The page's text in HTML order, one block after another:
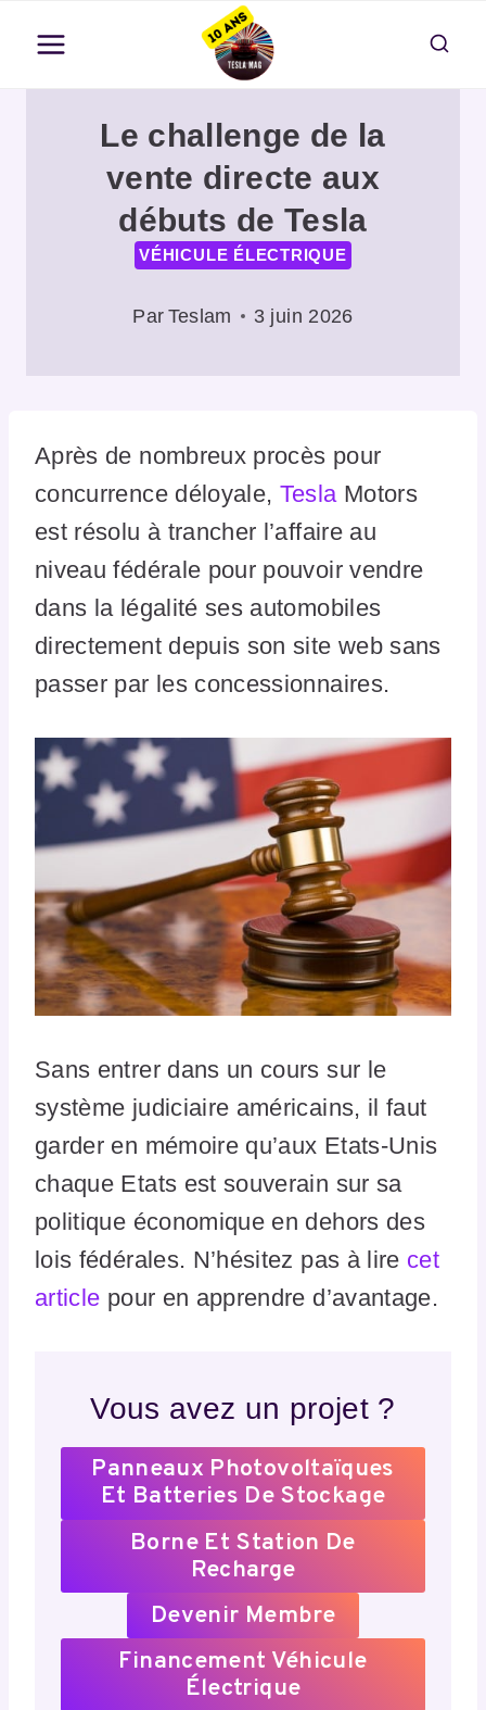
contenu
Le challenge de la
vente directe aux
débuts de Tesla
VÉHICULE ÉLECTRIQUE
Par Teslam 3 juin 2026
Après de nombreux procès pour
concurrence déloyale, TeslaMotors
est résolu à trancher l’affaire au
niveau fédérale pour pouvoir vendre
dans la légalité ses automobiles
directement depuis son site web sans
passer par les concessionnaires.
Sans entrer dans un cours sur le
système judiciaire américains, il faut
garder en mémoire qu’aux Etats-Unis
chaque Etats est souverain sur sa
politique économique en dehors des
lois fédérales. N’hésitez pas à lire cet
article pour en apprendre d’avantage.
Vous avez un projet ?
Panneaux Photovoltaïques
Et Batteries De Stockage
Borne Et Station De
Recharge
Devenir Membre
Financement Véhicule
Électrique